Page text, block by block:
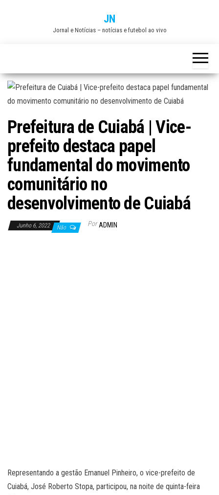
JN
Jornal e Notícias – notícias e futebol ao vivo
Prefeitura de Cuiabá | Vice-
prefeito destaca papel
fundamental do movimento
comunitário no
desenvolvimento de Cuiabá
Junho 6, 2022 Não Por ADMIN
Representando a gestão Emanuel Pinheiro, o vice-prefeito de
Cuiabá, José Roberto Stopa, participou, na noite de quinta-feira